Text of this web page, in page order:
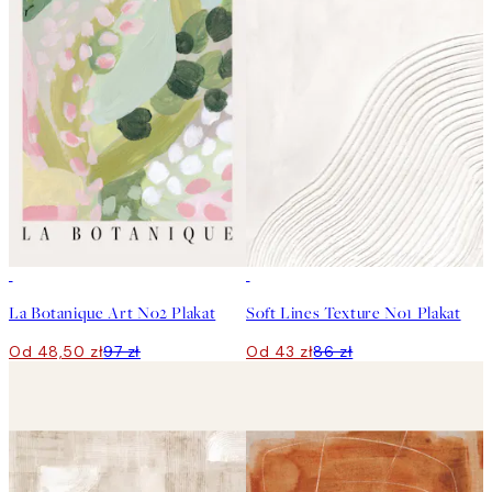
La Botanique Art No2 Plakat
Od 48,50 zł97 zł
Soft Lines Texture No1 Plakat
Od 43 zł86 zł